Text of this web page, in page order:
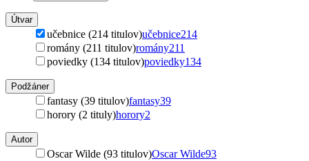
Útvar
učebnice (214 titulov)učebnice214
romány (211 titulov)romány211
poviedky (134 titulov)poviedky134
Podžáner
fantasy (39 titulov)fantasy39
horory (2 tituly)horory2
Autor
Oscar Wilde (93 titulov)Oscar Wilde93